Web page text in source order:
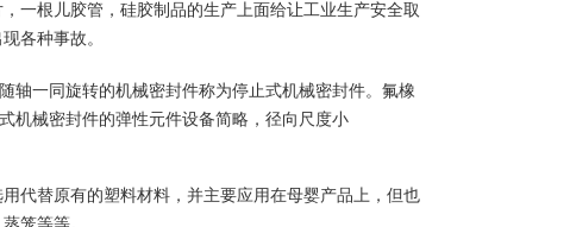
一根儿胶管，硅胶制品的生产上面给让工业生产安全取
各种事故。
轴一同旋转的机械密封件称为停止式机械密封件。氟橡
机械密封件的弹性元件设备简略，径向尺度小
代替原有的塑料材料，并主要应用在母婴产品上，但也